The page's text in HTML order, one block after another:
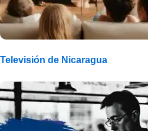
Televisión de Nicaragua